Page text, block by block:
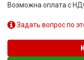
Возможна оплата с
Задать вопрос по